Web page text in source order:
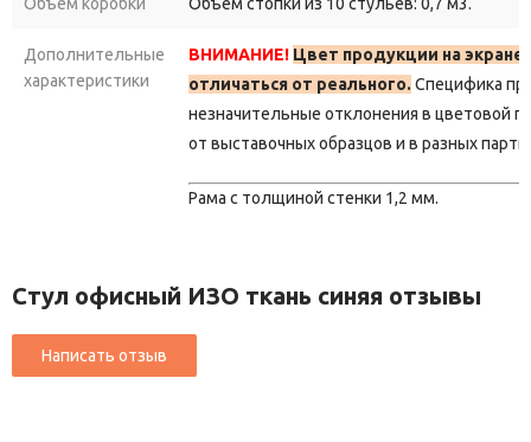
Дополнительные
характеристики
ВНИМАНИЕ! Цвет продукции на
отличаться от реального. Специфика
незначительные отклонения в цветовой
от выставочных образцов и в разных
Рама с толщиной стенки 1,2 мм.
Стул офисный ИЗО ткань синяя отзывы